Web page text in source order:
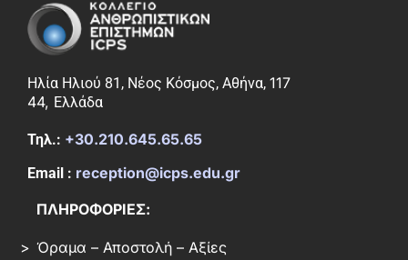
Ηλία Ηλιού 81, Νέος Κόσμος, Αθήνα, 117
44, Ελλάδα
Τηλ.: +30.210.645.65.65
Email : reception@icps.edu.gr
ΠΛΗΡΟΦΟΡΙΕΣ:
Όραμα – Αποστολή – Αξίες